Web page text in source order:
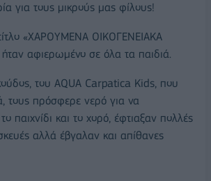
για τους μικρούς μας φίλους!
«ΧΑΡΟΥΜΕΝΑ ΟΙΚΟΓΕΝΕΙΑΚΑ
αφιερωμένο σε όλα τα παιδιά.
του AQUA Carpatica Kids, που
τους πρόσφερε νερό για να
παιχνίδι και το χορό, έφτιαξαν πολλές
αλλά έβγαλαν και απίθανες